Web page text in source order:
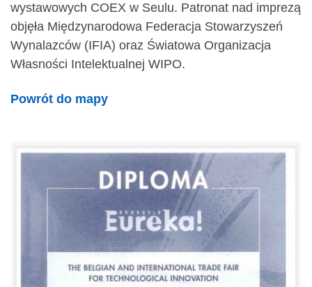
wystawowych COEX w Seulu. Patronat nad imprezą
objęła Międzynarodowa Federacja Stowarzyszeń
Wynalazców (IFIA) oraz Światowa Organizacja
Własności Intelektualnej WIPO.
Powrót do mapy